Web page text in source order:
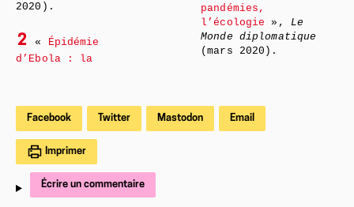
2020).
2 « Épidémie
d’Ebola : la
pandémies,
l’écologie », Le
Monde diplomatique
(mars 2020).
Facebook Twitter Mastodon Email
Imprimer
Écrire un commentaire